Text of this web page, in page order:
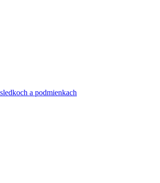
a podmienkach